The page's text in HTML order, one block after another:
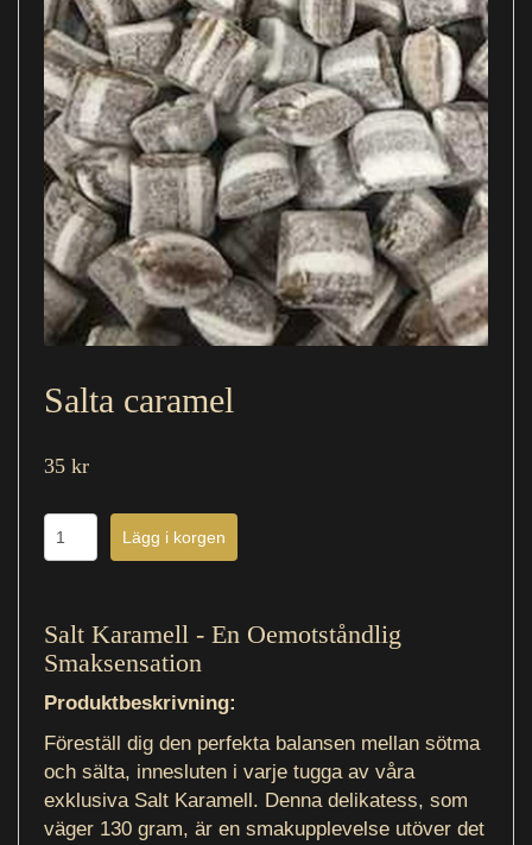
Salta caramel
35 kr
Salt Karamell - En Oemotståndlig
Smaksensation
Produktbeskrivning:
Föreställ dig den perfekta balansen mellan sötma
och sälta, innesluten i varje tugga av våra
exklusiva Salt Karamell. Denna delikatess, som
väger 130 gram, är en smakupplevelse utöver det